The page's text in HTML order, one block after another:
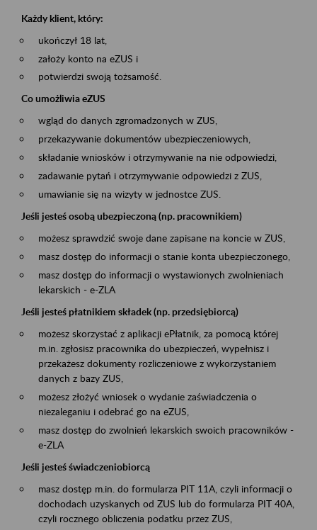
Każdy klient, który:
ukończył 18 lat,
założy konto na eZUS i
potwierdzi swoją tożsamość.
Co umożliwia eZUS
wgląd do danych zgromadzonych w ZUS,
przekazywanie dokumentów ubezpieczeniowych,
składanie wniosków i otrzymywanie na nie odpowiedzi,
zadawanie pytań i otrzymywanie odpowiedzi z ZUS,
umawianie się na wizyty w jednostce ZUS.
Jeśli jesteś osobą ubezpieczoną (np. pracownikiem)
możesz sprawdzić swoje dane zapisane na koncie w ZUS,
masz dostęp do informacji o stanie konta ubezpieczonego,
masz dostęp do informacji o wystawionych zwolnieniach
lekarskich - e-ZLA
Jeśli jesteś płatnikiem składek (np. przedsiębiorcą)
możesz skorzystać z aplikacji ePłatnik, za pomocą której
m.in. zgłosisz pracownika do ubezpieczeń, wypełnisz i
przekażesz dokumenty rozliczeniowe z wykorzystaniem
danych z bazy ZUS,
możesz złożyć wniosek o wydanie zaświadczenia o
niezaleganiu i odebrać go na eZUS,
masz dostęp do zwolnień lekarskich swoich pracowników -
e-ZLA
Jeśli jesteś świadczeniobiorcą
masz dostęp m.in. do formularza PIT 11A, czyli informacji o
dochodach uzyskanych od ZUS lub do formularza PIT 40A,
czyli rocznego obliczenia podatku przez ZUS,